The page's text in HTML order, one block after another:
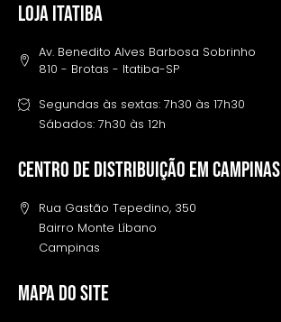
LOJA ITATIBA
Av. Benedito Alves Barbosa Sobrinho
810 - Brotas - Itatiba-SP
Segundas às sextas: 7h30 às 17h30
Sábados: 7h30 às 12h
Centro de distribuição em campinas
Rua Gastão Tepedino, 350
Bairro Monte Líbano
Campinas
MAPA DO SITE